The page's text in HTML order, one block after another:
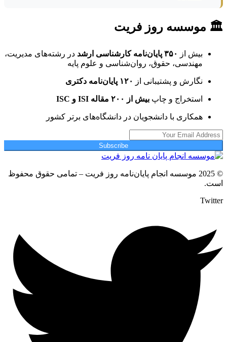
🏛 موسسه روز فریت
بیش از ۳۵۰ پایان‌نامه کارشناسی ارشد
در رشته‌های مدیریت،
مهندسی، حقوق، روان‌شناسی و علوم پایه
نگارش و پشتیبانی از ۱۲۰ پایان‌نامه دکتری
استخراج و چاپ بیش از ۲۰۰ مقاله ISI و ISC
همکاری با دانشجویان در دانشگاه‌های برتر کشور
Subscribe
© 2025 موسسه انجام پایان‌نامه روز فریت – تمامی حقوق محفوظ
است.
Twitter